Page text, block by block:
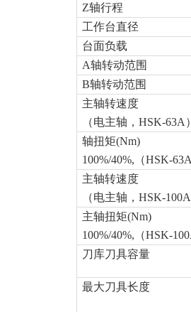
Z轴行程
工作台直径
台面负载
A轴转动范围
B轴转动范围
主轴转速度
（电主轴，HSK-63A）
轴扭矩(Nm)
100%/40%, （HSK-63A
主轴转速度
（电主轴，HSK-100A
主轴扭矩(Nm)
100%/40%, （HSK-
刀库刀具容量
最大刀具长度